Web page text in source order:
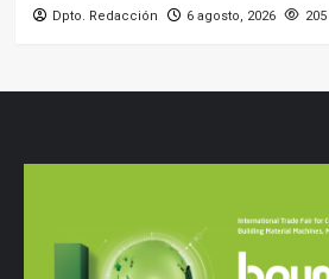
Dpto. Redacción 6 agosto, 2026 205